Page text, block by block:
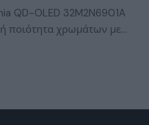
QD-OLED 32M2N6901A
ποιότητα χρωμάτων με…